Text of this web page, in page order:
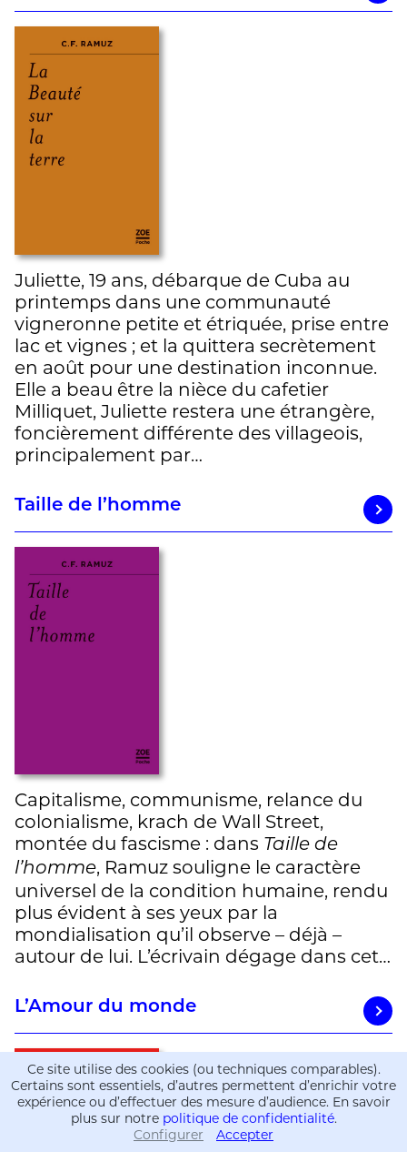
Informations
Informations
Juliette, 19 ans, débarque de Cuba au
printemps dans une communauté
vigneronne petite et étriquée, prise entre
lac et vignes ; et la quittera secrètement
en août pour une destination inconnue.
Elle a beau être la nièce du cafetier
Milliquet, Juliette restera une étrangère,
foncièrement différente des villageois,
principalement par…
Taille de l’homme
Capitalisme, communisme, relance du
colonialisme, krach de Wall Street,
montée du fascisme : dans Taille de
l’homme, Ramuz souligne le caractère
universel de la condition humaine, rendu
plus évident à ses yeux par la
mondialisation qu’il observe – déjà –
autour de lui. L’écrivain dégage dans cet…
L’Amour du monde
Ce site utilise des cookies (ou techniques comparables).
Certains sont essentiels, d’autres permettent d’enrichir votre
expérience ou d’effectuer des mesure d’audience. En savoir
plus sur notre politique de confidentialité.
Configurer
Accepter